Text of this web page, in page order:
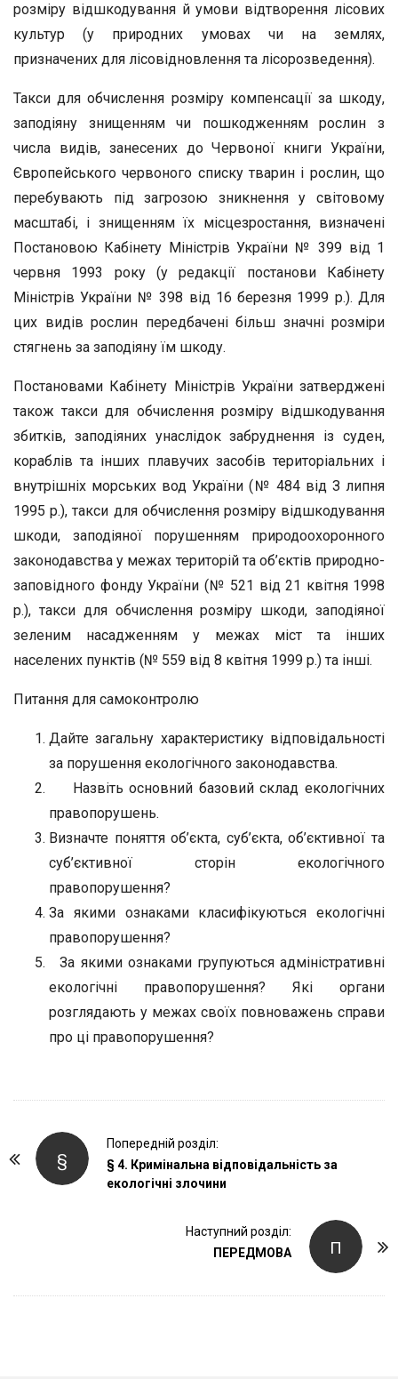
розміру відшкодування й умови відтворення лісових
культур (у природних умовах чи на землях,
призначених для лісовідновлення та лісорозведення).
Такси для обчислення розміру компенсації за шкоду,
заподіяну знищенням чи пошкодженням рослин з
числа видів, занесених до Червоної книги України,
Європейського червоного списку тварин і рослин, що
перебувають під загрозою зникнення у світовому
масштабі, і знищенням їх місцезростання, визначені
Постановою Кабінету Міністрів України № 399 від 1
червня 1993 року (у редакції постанови Кабінету
Міністрів України № 398 від 16 березня 1999 р.). Для
цих видів рослин передбачені більш значні розміри
стягнень за заподіяну їм шкоду.
Постановами Кабінету Міністрів України затверджені
також такси для обчислення розміру відшкодування
збитків, заподіяних унаслідок забруднення із суден,
кораблів та інших плавучих засобів територіальних і
внутрішніх морських вод України (№ 484 від З липня
1995 р.), такси для обчислення розміру відшкодування
шкоди, заподіяної порушенням природоохоронного
законодавства у межах територій та об’єктів природно-
заповідного фонду України (№ 521 від 21 квітня 1998
р.), такси для обчислення розміру шкоди, заподіяної
зеленим насадженням у межах міст та інших
населених пунктів (№ 559 від 8 квітня 1999 р.) та інші.
Питання для самоконтролю
Дайте загальну характеристику відповідальності
за порушення екологічного законодавства.
Назвіть основний базовий склад екологічних
правопорушень.
Визначте поняття об’єкта, суб’єкта, об’єктивної та
суб’єктивної сторін екологічного
правопорушення?
За якими ознаками класифікуються екологічні
правопорушення?
За якими ознаками групуються адміністративні
екологічні правопорушення? Які органи
розглядають у межах своїх повноважень справи
про ці правопорушення?
§
Попередній розділ:
§ 4. Кримінальна відповідальність за
екологічні злочини
П
Наступний розділ:
ПЕРЕДМОВА